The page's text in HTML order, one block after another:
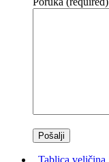
Tablica veličina